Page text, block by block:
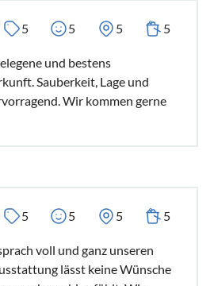
5 5 5 5
und bestens
Sauberkeit, Lage und
Wir kommen gerne
5 5 5 5
voll und ganz unseren
lässt keine Wünsche